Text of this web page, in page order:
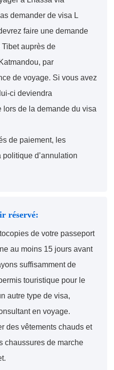
demander de visa L
faire une demande
auprès de
par
de voyage. Si vous avez
ci deviendra
de la demande du visa
de paiement, les
d’annulation
réservé:
de votre passeport
au moins 15 jours avant
suffisamment de
touristique pour le
autre type de visa,
en voyage.
des vêtements chauds et
chaussures de marche